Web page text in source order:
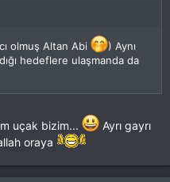
olmuş Altan Abi
) Aynı
hedeflere ulaşmanda da
uçak bizim...
Ayrı gayrı
oraya